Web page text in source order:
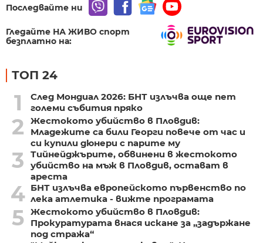
Последвайте ни
Гледайте НА ЖИВО спорт
безплатно на:
ТОП 24
1
След Мондиал 2026: БНТ излъчва още пет
големи събития пряко
2
Жестокото убийство в Пловдив:
Младежите са били Георги повече от час и
си купили дюнери с парите му
3
Тийнейджърите, обвинени в жестокото
убийство на мъж в Пловдив, остават в
ареста
4 БНТ излъчва европейското първенство по
лека атлетика - вижте програмата
5 Жестокото убийство в Пловдив:
Прокуратурата внася искане за „задържане
под стража“